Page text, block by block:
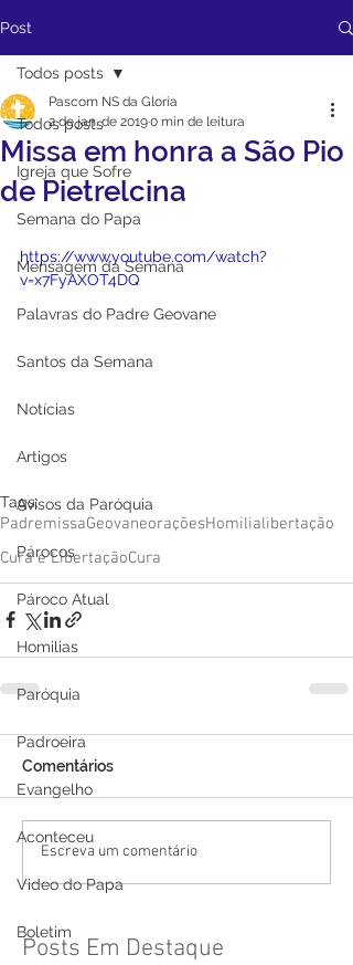
Post
Todos posts
Igreja que Sofre
Semana do Papa
Mensagem da Semana
Palavras do Padre Geovane
Santos da Semana
Notícias
Artigos
Avisos da Paróquia
Párocos
Pároco Atual
Homilias
Paróquia
Padroeira
Evangelho
Aconteceu
Video do Papa
Boletim
Todos posts
Missa em honra a São Pio
de Pietrelcina
Pascom NS da Gloria
2 de jan. de 20190 min de leitura
https://www.youtube.com/watch?
v=x7FyAXOT4DQ
Tags:
PadremissaGeovaneoraçõesHomilialibertação
Cura e LibertaçãoCura
Comentários
Escreva um comentário
Posts Em Destaque